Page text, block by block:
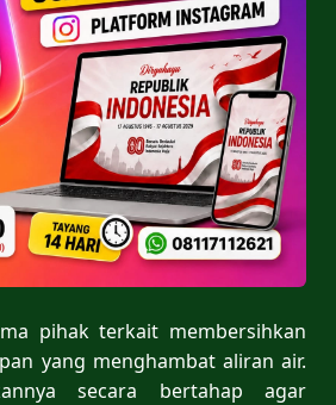
pihak terkait membersihkan
yang menghambat aliran air.
secara bertahap agar